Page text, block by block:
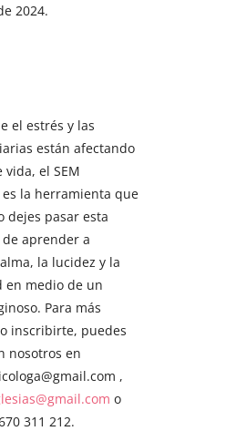
2024.
el estrés y las
están afectando
el SEM
la herramienta que
dejes pasar esta
aprender a
la lucidez y la
en medio de un
Para más
inscribirte, puedes
nosotros en
,
o
311 212.